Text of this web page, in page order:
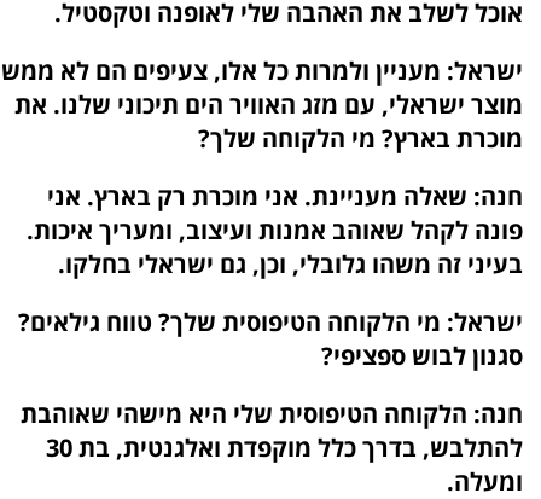
אוכל לשלב את האהבה שלי לאופנה וטקסטיל.
ישראל: מעניין ולמרות כל אלו, צעיפים הם לא ממש
מוצר ישראלי, עם מזג האוויר הים תיכוני שלנו. את
מוכרת בארץ? מי הלקוחה שלך?
חנה: שאלה מעניינת. אני מוכרת רק בארץ. אני
פונה לקהל שאוהב אמנות ועיצוב, ומעריך איכות.
בעיני זה משהו גלובלי, וכן, גם ישראלי בחלקו.
ישראל: מי הלקוחה הטיפוסית שלך? טווח גילאים?
סגנון לבוש ספציפי?
חנה: הלקוחה הטיפוסית שלי היא מישהי שאוהבת
להתלבש, בדרך כלל מוקפדת ואלגנטית, בת 30
ומעלה.